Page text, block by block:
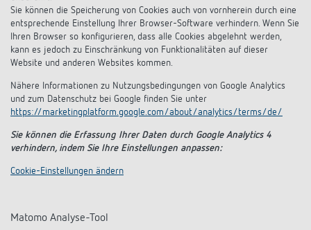
Sie können die Speicherung von Cookies auch von vornherein durch eine
entsprechende Einstellung Ihrer Browser-Software verhindern. Wenn Sie
Ihren Browser so konfigurieren, dass alle Cookies abgelehnt werden,
kann es jedoch zu Einschränkung von Funktionalitäten auf dieser
Website und anderen Websites kommen.
Nähere Informationen zu Nutzungsbedingungen von Google Analytics
und zum Datenschutz bei Google finden Sie unter
https://marketingplatform.google.com/about/analytics/terms/de/
Sie können die Erfassung Ihrer Daten durch Google Analytics 4
verhindern, indem Sie Ihre Einstellungen anpassen:
Cookie-Einstellungen ändern
Matomo Analyse-Tool